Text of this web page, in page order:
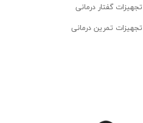
تجهیزات گفتار درمانی
تجهیزات تمرین درمانی